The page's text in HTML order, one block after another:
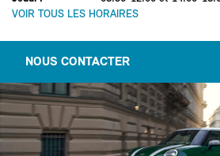
VOIR TOUS LES HORAIRES
NOUS CONTACTER